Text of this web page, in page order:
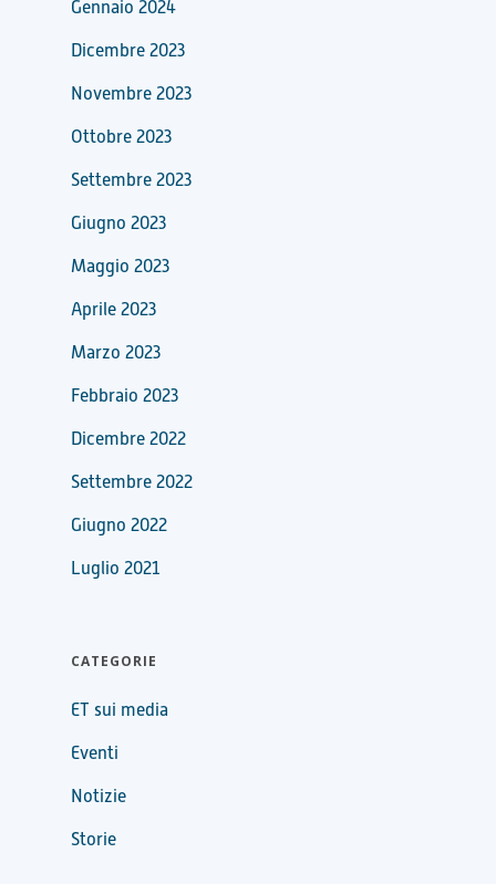
Gennaio 2024
Dicembre 2023
Novembre 2023
Ottobre 2023
Settembre 2023
Giugno 2023
Maggio 2023
Aprile 2023
Marzo 2023
Febbraio 2023
Dicembre 2022
Settembre 2022
Giugno 2022
Luglio 2021
CATEGORIE
ET sui media
Eventi
Notizie
Storie